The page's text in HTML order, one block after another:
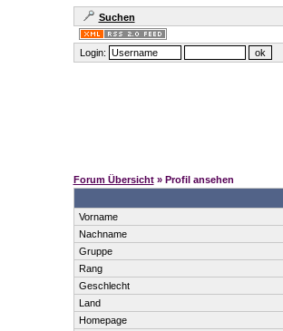
Suchen
Login:
Forum Übersicht» Profil ansehen
Vorname
Nachname
Gruppe
Rang
Geschlecht
Land
Homepage